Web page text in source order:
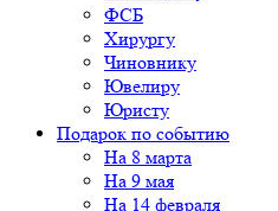
ФСБ
Хирургу
Чиновнику
Ювелиру
Юристу
Подарок по событию
На 8 марта
На 9 мая
На 14 февраля